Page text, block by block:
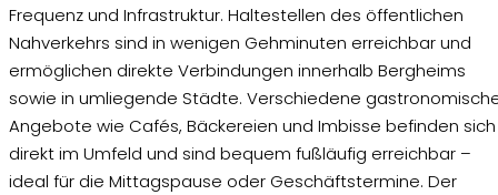
Frequenz und Infrastruktur. Haltestellen des öffentlichen
Nahverkehrs sind in wenigen Gehminuten erreichbar und
ermöglichen direkte Verbindungen innerhalb Bergheims
sowie in umliegende Städte. Verschiedene
Angebote wie Cafés, Bäckereien und Imbisse befinden sich
direkt im Umfeld und sind bequem fußläufig erreichbar –
ideal für die Mittagspause oder Geschäftstermine. Der